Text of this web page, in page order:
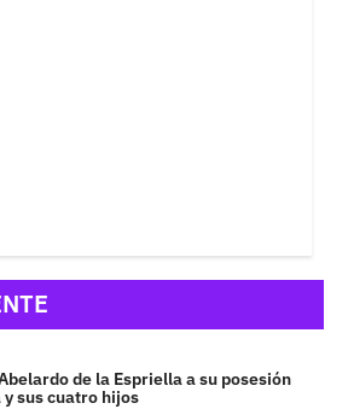
de la Espriella a su posesión
y sus cuatro hijos